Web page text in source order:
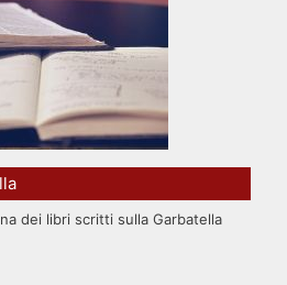
dei libri scritti sulla Garbatella